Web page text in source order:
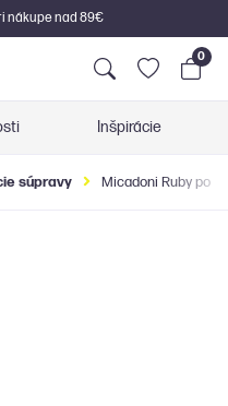
nákupe nad 89€
0
Inšpirácie
súpravy Micadoni Ruby